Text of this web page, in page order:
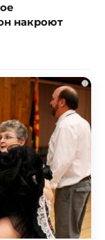
накроют
i